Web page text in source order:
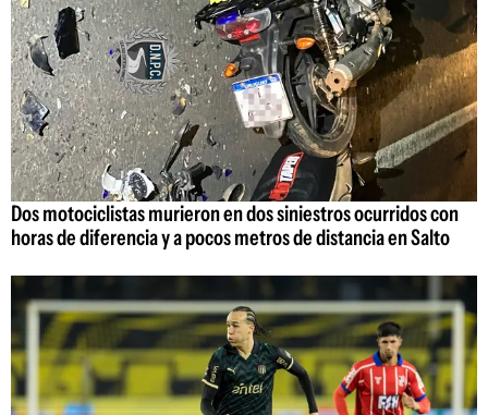
Dos motociclistas murieron en dos siniestros ocurridos con
horas de diferencia y a pocos metros de distancia en Salto